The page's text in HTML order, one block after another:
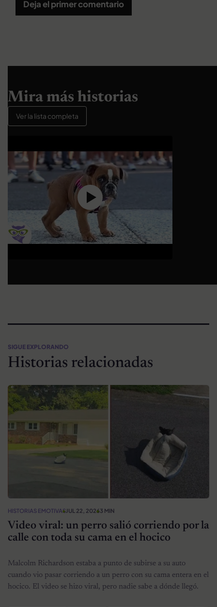
Deja el primer comentario
Mira más historias
Ver la lista completa
SIGUE EXPLORANDO
Historias relacionadas
HISTORIAS EMOTIVASJUL 22, 20263 MIN
Video viral: un perro salió corriendo por la
calle con toda su cama en el hocico
Malcolm Richardson estaba a punto de subirse a su auto
cuando vio pasar corriendo a un perro con su cama entera en el
hocico. El video se hizo viral, pero nadie sabe a dónde llegó.